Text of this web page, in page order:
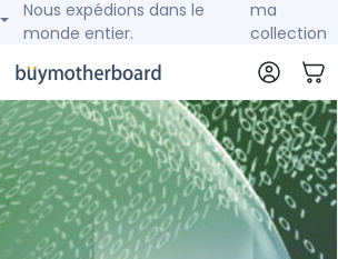
Nous expédions dans le
monde entier.
ma
collection